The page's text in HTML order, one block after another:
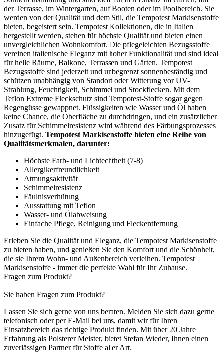
der Terrasse, im Wintergarten, auf Booten oder im Poolbereich. Sie
werden von der Qualität und dem Stil, die Tempotest Markisenstoffe
bieten, begeistert sein. Tempotest Kollektionen, die in Italien
hergestellt werden, stehen für höchste Qualität und bieten einen
unvergleichlichen Wohnkomfort. Die pflegeleichten Bezugsstoffe
vereinen italienische Eleganz mit hoher Funktionalität und sind ideal
für helle Räume, Balkone, Terrassen und Gärten. Tempotest
Bezugsstoffe sind jederzeit und unbegrenzt sonnenbeständig und
schützen unabhängig von Standort oder Witterung vor UV-
Strahlung, Feuchtigkeit, Schimmel und Stockflecken. Mit dem
Teflon Extreme Fleckschutz sind Tempotest-Stoffe sogar gegen
Regengüsse gewappnet. Flüssigkeiten wie Wasser und Öl haben
keine Chance, die Oberfläche zu durchdringen, und ein zusätzlicher
Zusatz für Schimmelresistenz wird während des Färbungsprozesses
hinzugefügt. Tempotest Markisenstoffe bieten eine Reihe von
Qualitätsmerkmalen, darunter:
Höchste Farb- und Lichtechtheit (7-8)
Allergikerfreundlichkeit
Atmungsaktivität
Schimmelresistenz
Fäulnisverhütung
Ausstattung mit Teflon
Wasser- und Ölabweisung
Einfache Pflege, Reinigung und Fleckentfernung
Erleben Sie die Qualität und Eleganz, die Tempotest Markisenstoffe
zu bieten haben, und genießen Sie den Komfort und die Schönheit,
die sie Ihrem Wohn- und Außenbereich verleihen. Tempotest
Markisenstoffe - immer die perfekte Wahl für Ihr Zuhause.
Fragen zum Produkt?
Sie haben Fragen zum Produkt?
Lassen Sie sich gerne von uns beraten. Melden Sie sich dazu gerne
telefonisch oder per E-Mail bei uns, damit wir für Ihren
Einsatzbereich das richtige Produkt finden. Mit über 20 Jahre
Erfahrung als Polsterer Meister, bietet Stefan Wieder, Ihnen einen
zuverlässigen Partner für Stoffe aller Art.